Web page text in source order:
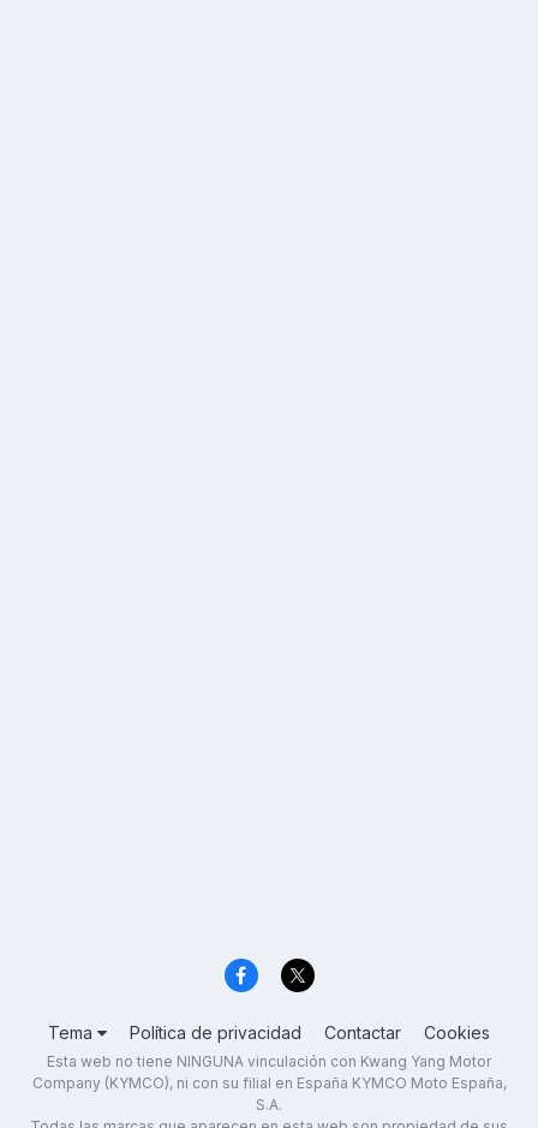
Tema Política de privacidad Contactar Cookies
Esta web no tiene NINGUNA vinculación con Kwang Yang Motor
Company (KYMCO), ni con su filial en España KYMCO Moto España,
S.A.